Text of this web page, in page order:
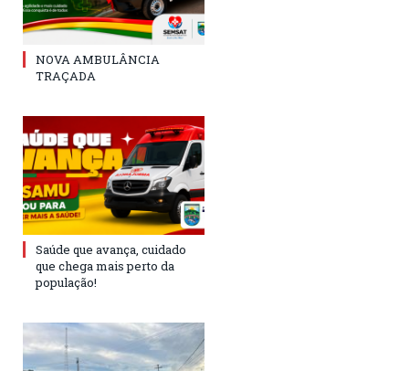
NOVA AMBULÂNCIA
TRAÇADA
Saúde que avança, cuidado
que chega mais perto da
população!